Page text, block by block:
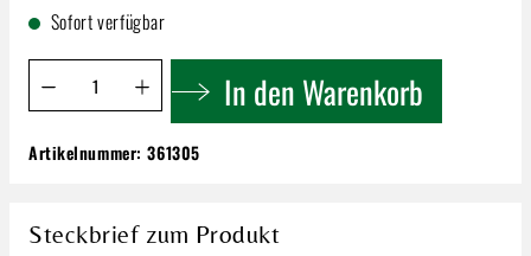
Sofort verfügbar
Produkt Anzahl: Gib den gewünschten Wert ein oder
In den Warenkorb
Luzón Verde Organic | Jumilla D.O. | Bio
3,99 €
Artikelnummer:361305
Steckbrief zum Produkt